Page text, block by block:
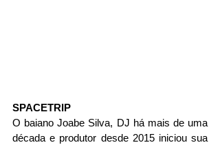
SPACETRIP
O baiano Joabe Silva, DJ há mais de uma
década e produtor desde 2015 iniciou sua